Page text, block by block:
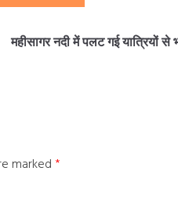
महीसागर नदी में पलट गई यात्रियों से
marked *